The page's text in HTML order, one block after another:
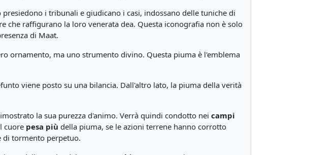
i tribunali e giudicano i casi, indossano delle tuniche di
che raffigurano la loro venerata dea. Questa iconografia non è solo
di Maat.
ornamento, ma uno strumento divino. Questa piuma è l'emblema
viene posto su una bilancia. Dall'altro lato, la piuma della verità
la sua purezza d'animo. Verrà quindi condotto nei campi
cuore pesa più della piuma, se le azioni terrene hanno corrotto
di tormento perpetuo.